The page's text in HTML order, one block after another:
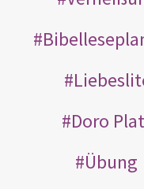
Doro
Übung